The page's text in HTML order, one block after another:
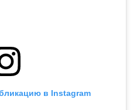
в Instagram